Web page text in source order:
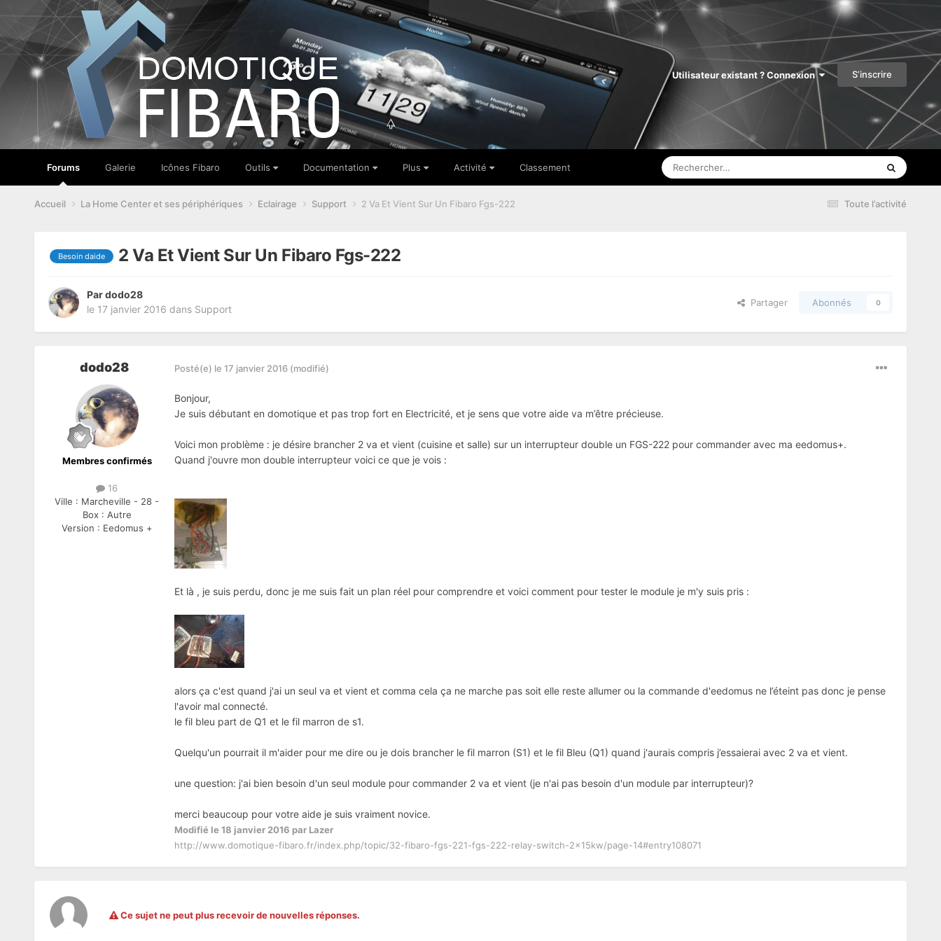
Utilisateur existant ? Connexion S’inscrire
Forums Galerie Icônes Fibaro Outils Documentation Plus Activité Classement
Toute l’activité
Accueil La Home Center et ses périphériques Eclairage Support 2 Va Et Vient Sur Un Fibaro Fgs-222
Besoin daide 2 Va Et Vient Sur Un Fibaro Fgs-222
Pardodo28
le 17 janvier 2016 dans Support
Partager Abonnés 0
dodo28
Membres confirmés
16
Ville : Marcheville - 28 -
Box : Autre
Version : Eedomus +
Posté(e) le 17 janvier 2016 (modifié)
Bonjour,
Je suis débutant en domotique et pas trop fort en Electricité, et je sens que votre aide va m’être précieuse.
Voici mon problème : je désire brancher 2 va et vient (cuisine et salle) sur un interrupteur double un FGS-222 pour commander avec ma eedomus+.
Quand j'ouvre mon double interrupteur voici ce que je vois :
Et là , je suis perdu, donc je me suis fait un plan réel pour comprendre et voici comment pour tester le module je m'y suis pris :
alors ça c'est quand j'ai un seul va et vient et comma cela ça ne marche pas soit elle reste allumer ou la commande d'eedomus ne l’éteint pas donc je pense
l'avoir mal connecté.
le fil bleu part de Q1 et le fil marron de s1.
Quelqu'un pourrait il m'aider pour me dire ou je dois brancher le fil marron (S1) et le fil Bleu (Q1) quand j'aurais compris j’essaierai avec 2 va et vient.
une question: j'ai bien besoin d'un seul module pour commander 2 va et vient (je n'ai pas besoin d'un module par interrupteur)?
merci beaucoup pour votre aide je suis vraiment novice.
Modifié le 18 janvier 2016 par Lazer
http://www.domotique-fibaro.fr/index.php/topic/32-fibaro-fgs-221-fgs-222-relay-switch-2x15kw/page-14#entry108071
Ce sujet ne peut plus recevoir de nouvelles réponses.